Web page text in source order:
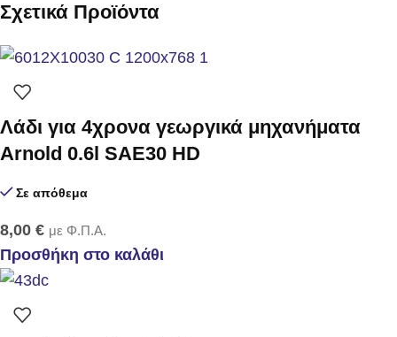
Σχετικά Προϊόντα
Λάδι για 4χρονα γεωργικά μηχανήματα
Arnold 0.6l SAE30 HD
Σε απόθεμα
8,00 € με Φ.Π.Α.
Προσθήκη στο καλάθι